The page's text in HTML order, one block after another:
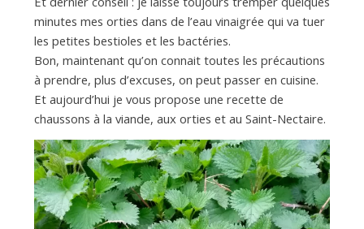
minutes mes orties dans de l’eau vinaigrée qui va tuer
les petites bestioles et les bactéries.
Bon, maintenant qu’on connait toutes les précautions
à prendre, plus d’excuses, on peut passer en cuisine.
Et aujourd’hui je vous propose une recette de
chaussons à la viande, aux orties et au Saint-Nectaire.